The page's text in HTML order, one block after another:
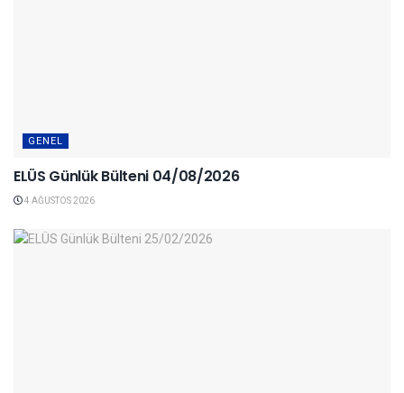
GENEL
ELÜS Günlük Bülteni 04/08/2026
4 AĞUSTOS 2026